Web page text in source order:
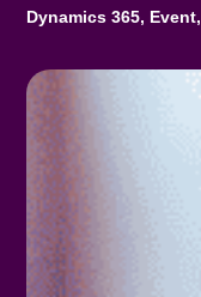
Dynamics 365, Event,